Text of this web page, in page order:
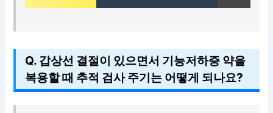
Q. 갑상선 결절이 있으면서 기능저하증 약을
복용할 때 추적 검사 주기는 어떻게 되나요?